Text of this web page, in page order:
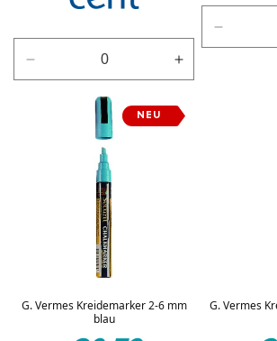
Verringere
die
Erhöhe
die
Menge
für
die
NEU
G. Vermes Kreidemarker 2-6 mm
blau
G. Vermes